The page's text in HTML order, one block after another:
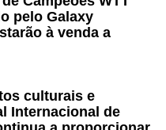
pelo Galaxy
à venda a
culturais e
Internacional de